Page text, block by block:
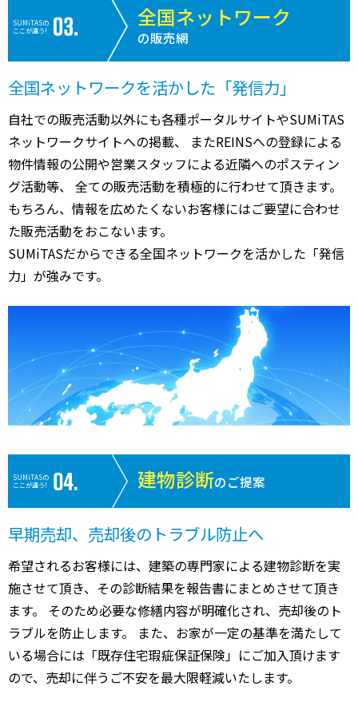
SUMiTASの
ここが違う!
全国ネットワーク
の販売網
全国ネットワークを活かした「発信力」
自社での販売活動以外にも各種ポータルサイトやSUMiTAS
ネットワークサイトへの掲載、 またREINSへの登録による
物件情報の公開や営業スタッフによる近隣へのポスティン
グ活動等、 全ての販売活動を積極的に行わせて頂きます。
もちろん、情報を広めたくないお客様にはご要望に合わせ
た販売活動をおこないます。
SUMiTASだからできる全国ネットワークを活かした「発信
力」が強みです。
SUMiTASの
ここが違う!
建物診断のご提案
早期売却、売却後のトラブル防止へ
希望されるお客様には、建築の専門家による建物診断を実
施させて頂き、その診断結果を報告書にまとめさせて頂き
ます。 そのため必要な修繕内容が明確化され、売却後のト
ラブルを防止します。 また、お家が一定の基準を満たして
いる場合には「既存住宅瑕疵保証保険」にご加入頂けます
ので、売却に伴うご不安を最大限軽減いたします。